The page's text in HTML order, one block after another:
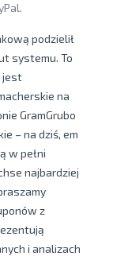
podzielił
systemu. To
jest
na
GramGrubo
– na dziś, em
w pełni
najbardziej
z
i analizach